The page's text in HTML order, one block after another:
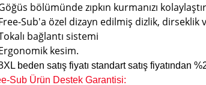
bölümünde zıpkın kurmanızı
Sub'a özel dizayn edilmiş dizlik, dirseklik
bağlantı sistemi
kesim.
XL beden satış fiyatı standart satış fiyatından
Sub Ürün Destek Garantisi: